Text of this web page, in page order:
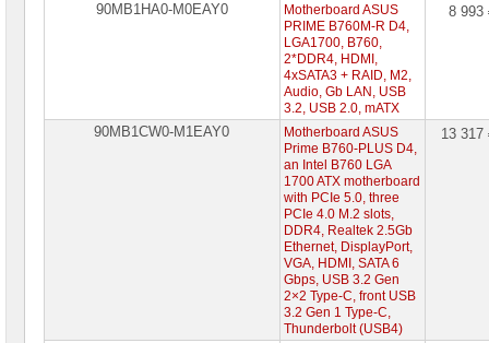
90MB1HA0-M0EAY0
Motherboard ASUS
PRIME B760M-R D4,
LGA1700, B760,
2*DDR4, HDMI,
4xSATA3 + RAID, M2,
Audio, Gb LAN, USB
3.2, USB 2.0, mATX
8
90MB1CW0-M1EAY0
Motherboard ASUS
Prime B760-PLUS D4,
an Intel B760 LGA
1700 ATX motherboard
with PCIe 5.0, three
PCIe 4.0 M.2 slots,
DDR4, Realtek 2.5Gb
Ethernet, DisplayPort,
VGA, HDMI, SATA 6
Gbps, USB 3.2 Gen
2×2 Type-C, front USB
3.2 Gen 1 Type-C,
Thunderbolt (USB4)
13